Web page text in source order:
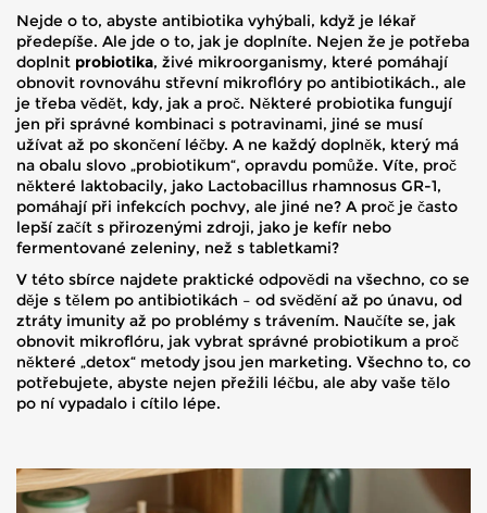
Nejde o to, abyste antibiotika vyhýbali, když je lékař
předepíše. Ale jde o to, jak je doplníte. Nejen že je potřeba
doplnit probiotika, živé mikroorganismy, které pomáhají
obnovit rovnováhu střevní mikroflóry po antibiotikách., ale
je třeba vědět, kdy, jak a proč. Některé probiotika fungují
jen při správné kombinaci s potravinami, jiné se musí
užívat až po skončení léčby. A ne každý doplněk, který má
na obalu slovo „probiotikum“, opravdu pomůže. Víte, proč
některé laktobacily, jako Lactobacillus rhamnosus GR-1,
pomáhají při infekcích pochvy, ale jiné ne? A proč je často
lepší začít s přirozenými zdroji, jako je kefír nebo
fermentované zeleniny, než s tabletkami?
V této sbírce najdete praktické odpovědi na všechno, co se
děje s tělem po antibiotikách – od svědění až po únavu, od
ztráty imunity až po problémy s trávením. Naučíte se, jak
obnovit mikroflóru, jak vybrat správné probiotikum a proč
některé „detox“ metody jsou jen marketing. Všechno to, co
potřebujete, abyste nejen přežili léčbu, ale aby vaše tělo
po ní vypadalo i cítilo lépe.